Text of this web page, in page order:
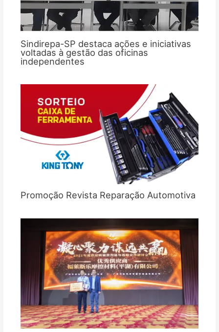
Sindirepa-SP destaca ações e iniciativas
voltadas à gestão das oficinas
independentes
Promoção Revista Reparação Automotiva